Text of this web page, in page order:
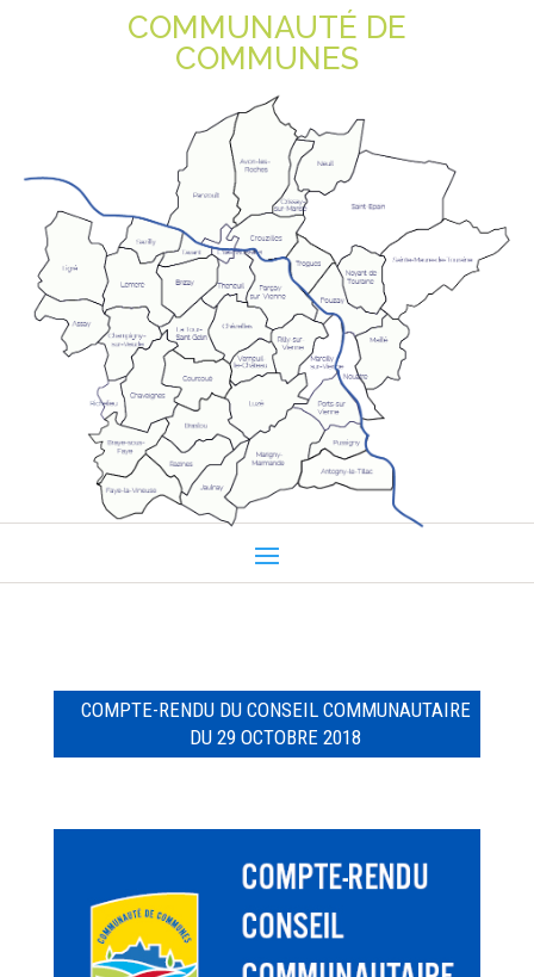
COMMUNAUTÉ DE
COMMUNES
COMPTE-RENDU DU CONSEIL COMMUNAUTAIRE
DU 29 OCTOBRE 2018